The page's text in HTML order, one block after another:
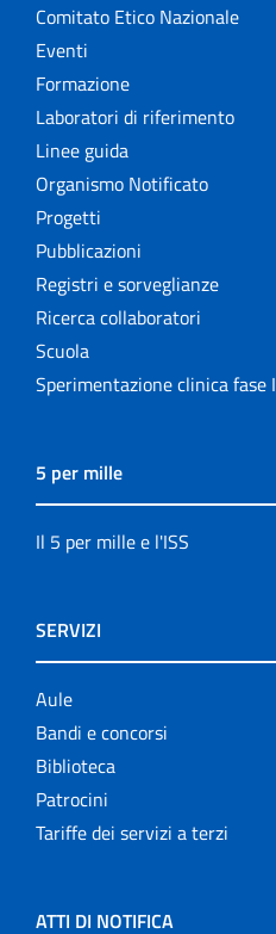
Comitato Etico Nazionale
Eventi
Formazione
Laboratori di riferimento
Linee guida
Organismo Notificato
Progetti
Pubblicazioni
Registri e sorveglianze
Ricerca collaboratori
Scuola
Sperimentazione clinica fase I
5 per mille
Il 5 per mille e l'ISS
SERVIZI
Aule
Bandi e concorsi
Biblioteca
Patrocini
Tariffe dei servizi a terzi
ATTI DI NOTIFICA